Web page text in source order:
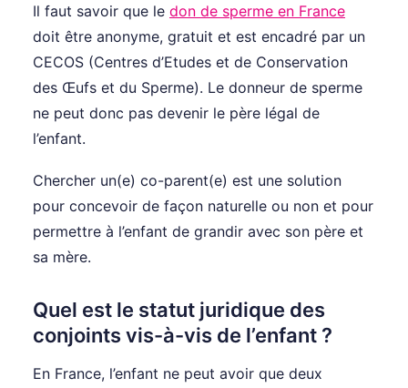
Il faut savoir que le don de sperme en France
doit être anonyme, gratuit et est encadré par un
CECOS (Centres d’Etudes et de Conservation
des Œufs et du Sperme). Le donneur de sperme
ne peut donc pas devenir le père légal de
l’enfant.
Chercher un(e) co-parent(e) est une solution
pour concevoir de façon naturelle ou non et pour
permettre à l’enfant de grandir avec son père et
sa mère.
Quel est le statut juridique des
conjoints vis-à-vis de l’enfant ?
En France, l’enfant ne peut avoir que deux